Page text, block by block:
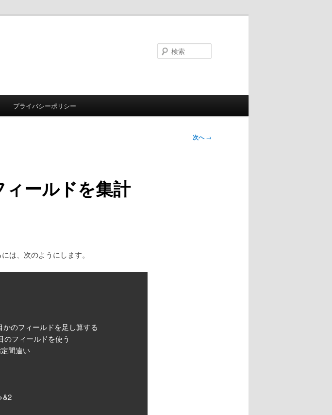
プライバシーポリシー
次へ→
ールドを集計
は、次のようにします。
のフィールドを足し算する
フィールドを使う
間違い